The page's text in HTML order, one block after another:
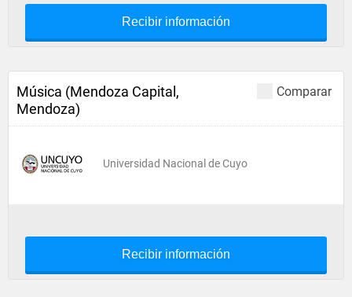
Recibir información
Comparar
Música (Mendoza Capital,
Mendoza)
Universidad Nacional de Cuyo
Recibir información